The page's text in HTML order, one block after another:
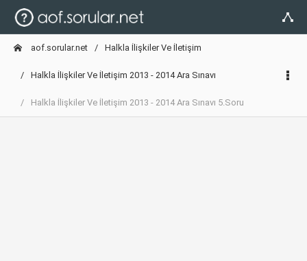
aof.sorular.net Halkla İlişkiler Ve İletişim
Halkla İlişkiler Ve İletişim 2013 - 2014 Ara Sınavı
Halkla İlişkiler Ve İletişim 2013 - 2014 Ara Sınavı 5.Soru